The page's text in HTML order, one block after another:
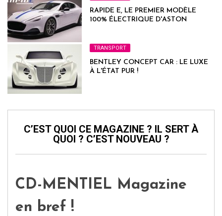
RAPIDE E, LE PREMIER MODÈLE
100% ÉLECTRIQUE D'ASTON
TRANSPORT
BENTLEY CONCEPT CAR : LE LUXE
À L'ÉTAT PUR !
C’EST QUOI CE MAGAZINE ? IL SERT À
QUOI ? C’EST NOUVEAU ?
CD-MENTIEL Magazine
en bref !